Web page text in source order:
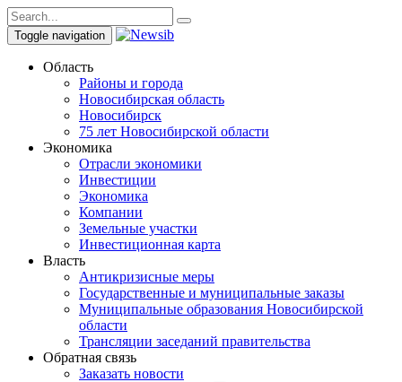
Toggle navigation
Область
Районы и города
Новосибирская область
Новосибирск
75 лет Новосибирской области
Экономика
Отрасли экономики
Инвестиции
Экономика
Компании
Земельные участки
Инвестиционная карта
Власть
Антикризисные меры
Государственные и муниципальные заказы
Муниципальные образования Новосибирской
области
Трансляции заседаний правительства
Обратная связь
Заказать новости